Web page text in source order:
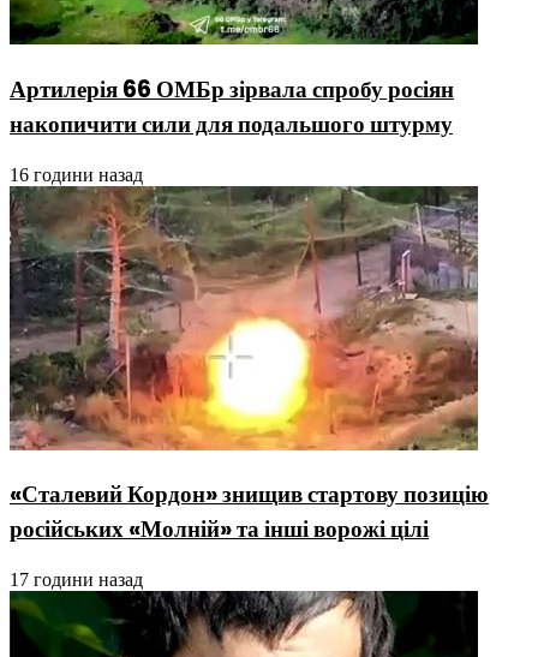
Артилерія 66 ОМБр зірвала спробу росіян
накопичити сили для подальшого штурму
16 години назад
«Сталевий Кордон» знищив стартову позицію
російських «Молній» та інші ворожі цілі
17 години назад